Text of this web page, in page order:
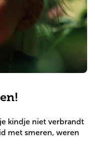
kindje niet verbrandt
met smeren, weren